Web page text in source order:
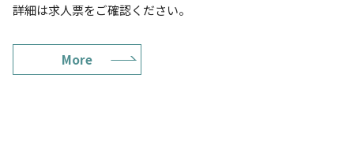
詳細は求人票をご確認ください。
More